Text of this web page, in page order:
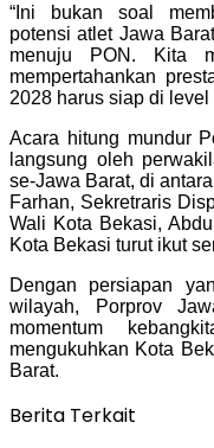
“Ini bukan soal
potensi atlet Jawa
menuju PON. Kita
mempertahankan
2028 harus siap di level
Acara hitung mundur
langsung oleh
se-Jawa Barat, di
Farhan, Sekretraris
Wali Kota Bekasi,
Kota Bekasi turut ikut
Dengan persiapan
wilayah, Porprov
momentum
mengukuhkan Kota
Barat.
Berita Terkait